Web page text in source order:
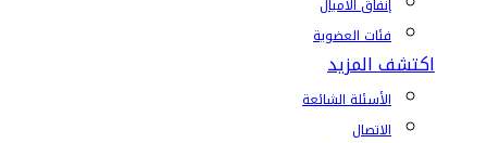
إنفاق الأميال
فئات العضوية
اكتشف المزيد
الأسئلة الشائعة
الاتصال